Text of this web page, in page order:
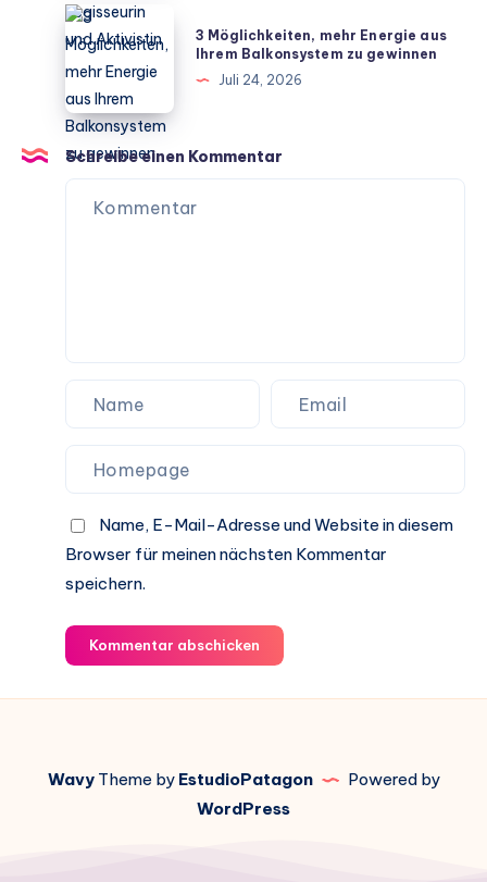
Star
zur
Regisseurin
und
Aktivistin
3
Möglichkeiten,
mehr
Energie
aus
Ihrem
Balkonsystem
3 Möglichkeiten, mehr Energie aus
Ihrem Balkonsystem zu gewinnen
Juli 24, 2026
Schreibe einen Kommentar
Name, E-Mail-Adresse und Website in diesem
Browser für meinen nächsten Kommentar
speichern.
Kommentar abschicken
WavyTheme by EstudioPatagon
Powered by
WordPress